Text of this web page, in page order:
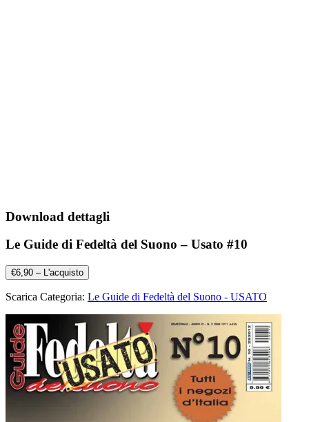
Download dettagli
Le Guide di Fedeltà del Suono – Usato #10
€6,90 – L'acquisto
Scarica Categoria: Le Guide di Fedeltà del Suono - USATO